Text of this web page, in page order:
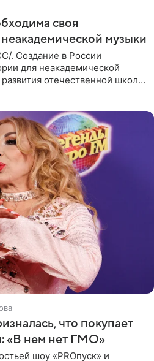
своя
музыки
. Создание в России
для неакадемической
отечественной школы
что покупает
«В нем нет ГМО»
шоу «PROпуск» и